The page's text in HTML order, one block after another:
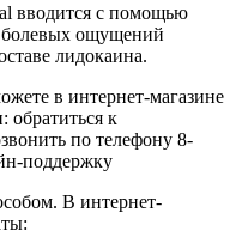
вводится с помощью
болевых ощущений
лидокаина.
в интернет-магазине
обратиться к
по телефону 8-
поддержку
В интернет-